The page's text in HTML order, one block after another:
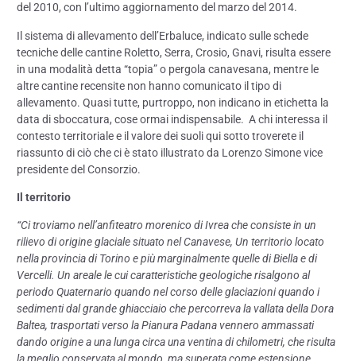
del 2010, con l’ultimo aggiornamento del marzo del 2014.
Il sistema di allevamento dell’Erbaluce, indicato sulle schede
tecniche delle cantine Roletto, Serra, Crosio, Gnavi, risulta essere
in una modalità detta “topia” o pergola canavesana, mentre le
altre cantine recensite non hanno comunicato il tipo di
allevamento. Quasi tutte, purtroppo, non indicano in etichetta la
data di sboccatura, cose ormai indispensabile. A chi interessa il
contesto territoriale e il valore dei suoli qui sotto troverete il
riassunto di ciò che ci è stato illustrato da Lorenzo Simone vice
presidente del Consorzio.
Il territorio
“Ci troviamo nell’anfiteatro morenico di Ivrea che consiste in un
rilievo di origine glaciale situato nel Canavese, Un territorio locato
nella provincia di Torino e più marginalmente quelle di Biella e di
Vercelli. Un areale le cui caratteristiche geologiche risalgono al
periodo Quaternario quando nel corso delle glaciazioni quando i
sedimenti dal grande ghiacciaio che percorreva la vallata della Dora
Baltea, trasportati verso la Pianura Padana vennero ammassati
dando origine a una lunga circa una ventina di chilometri, che risulta